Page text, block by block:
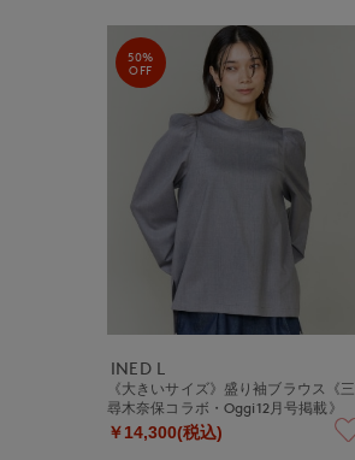
50%
OFF
INED L
《大きいサイズ》盛り袖ブラウス《三
尋木奈保コラボ・Oggi12月号掲載》
￥14,300(税込)